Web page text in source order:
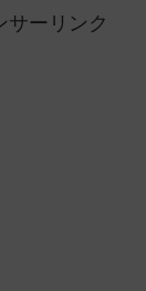
サーリンク